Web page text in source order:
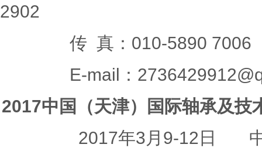
2902
传 真：010-5890 7006
E-mail：
2017中国（天津）国际轴承及技
2017年3 月 9-12 日